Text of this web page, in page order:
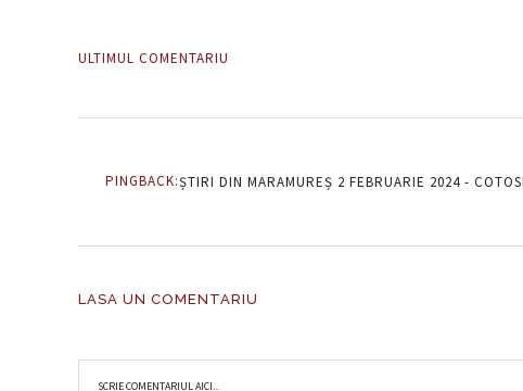
ULTIMUL COMENTARIU
PINGBACK:ȘTIRI DIN MARAMUREȘ 2 FEBRUARIE 2024 -
LASA UN COMENTARIU